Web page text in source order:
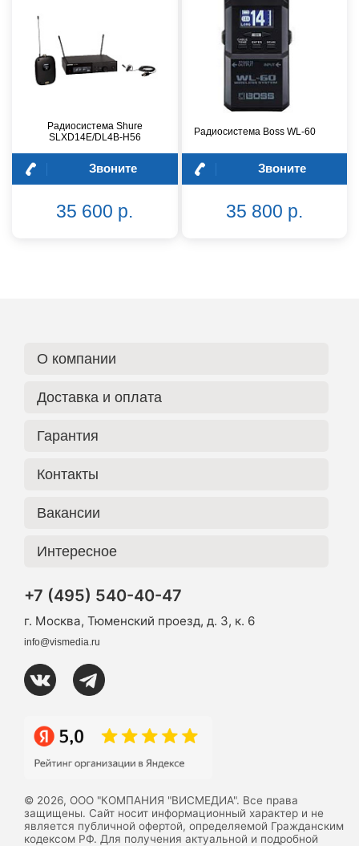
Радиосистема Shure
SLXD14E/DL4B-H56
Звоните
35 600 р.
Радиосистема Boss WL-60
Звоните
35 800 р.
О компании
Доставка и оплата
Гарантия
Контакты
Вакансии
Интересное
+7 (495) 540-40-47
г. Москва, Тюменский проезд, д. 3, к. 6
info@vismedia.ru
© 2026, ООО "КОМПАНИЯ "ВИСМЕДИА". Все права
защищены. Сайт носит информационный характер и не
является публичной офертой, определяемой Гражданским
кодексом РФ. Для получения актуальной и подробной